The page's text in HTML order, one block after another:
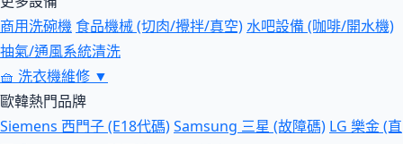
商用洗碗機 食品機械 (切肉/攪拌/真空)水吧設備 (咖啡/開水機)
抽氣/通風系統清洗
🧺 洗衣機維修 ▼
歐韓熱門品牌
Siemens 西門子 (E18代碼)Samsung 三星 (故障碼) LG 樂金 (直